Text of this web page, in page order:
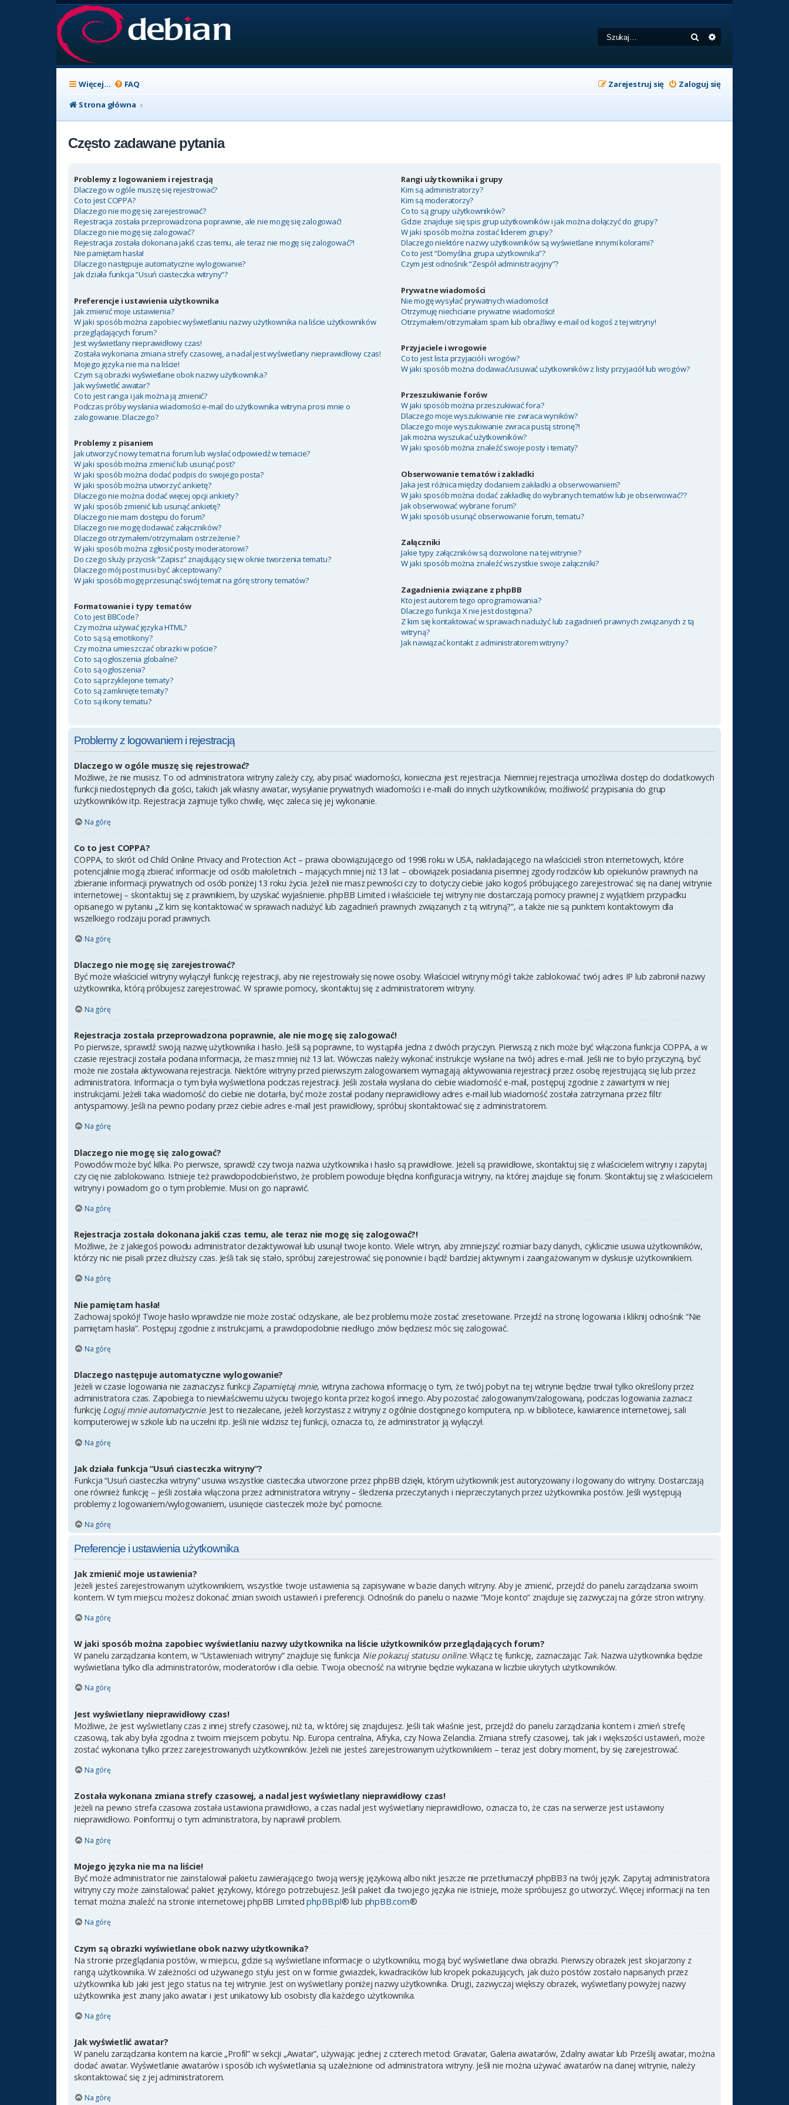
Szukaj
Więcej… FAQ Zaloguj się
Zarejestruj się
Strona główna
Często zadawane pytania
Problemy z logowaniem i rejestracją
Dlaczego w ogóle muszę się rejestrować?
Co to jest COPPA?
Dlaczego nie mogę się zarejestrować?
Rejestracja została przeprowadzona poprawnie, ale nie mogę się zalogować!
Dlaczego nie mogę się zalogować?
Rejestracja została dokonana jakiś czas temu, ale teraz nie mogę się zalogować?!
Nie pamiętam hasła!
Dlaczego następuje automatyczne wylogowanie?
Jak działa funkcja “Usuń ciasteczka witryny”?
Preferencje i ustawienia użytkownika
Jak zmienić moje ustawienia?
W jaki sposób można zapobiec wyświetlaniu nazwy użytkownika na liście użytkowników
przeglądających forum?
Jest wyświetlany nieprawidłowy czas!
Została wykonana zmiana strefy czasowej, a nadal jest wyświetlany nieprawidłowy czas!
Mojego języka nie ma na liście!
Czym są obrazki wyświetlane obok nazwy użytkownika?
Jak wyświetlić awatar?
Co to jest ranga i jak można ją zmienić?
Podczas próby wysłania wiadomości e-mail do użytkownika witryna prosi mnie o
zalogowanie. Dlaczego?
Problemy z pisaniem
Jak utworzyć nowy temat na forum lub wysłać odpowiedź w temacie?
W jaki sposób można zmienić lub usunąć post?
W jaki sposób można dodać podpis do swojego posta?
W jaki sposób można utworzyć ankietę?
Dlaczego nie można dodać więcej opcji ankiety?
W jaki sposób zmienić lub usunąć ankietę?
Dlaczego nie mam dostępu do forum?
Dlaczego nie mogę dodawać załączników?
Dlaczego otrzymałem/otrzymałam ostrzeżenie?
W jaki sposób można zgłosić posty moderatorowi?
Do czego służy przycisk “Zapisz” znajdujący się w oknie tworzenia tematu?
Dlaczego mój post musi być akceptowany?
W jaki sposób mogę przesunąć swój temat na górę strony tematów?
Formatowanie i typy tematów
Co to jest BBCode?
Czy można używać języka HTML?
Co to są są emotikony?
Czy można umieszczać obrazki w poście?
Co to są ogłoszenia globalne?
Co to są ogłoszenia?
Co to są przyklejone tematy?
Co to są zamknięte tematy?
Co to są ikony tematu?
Rangi użytkownika i grupy
Kim są administratorzy?
Kim są moderatorzy?
Co to są grupy użytkowników?
Gdzie znajduje się spis grup użytkowników i jak można dołączyć do grupy?
W jaki sposób można zostać liderem grupy?
Dlaczego niektóre nazwy użytkowników są wyświetlane innymi kolorami?
Co to jest “Domyślna grupa użytkownika”?
Czym jest odnośnik “Zespół administracyjny”?
Prywatne wiadomości
Nie mogę wysyłać prywatnych wiadomości!
Otrzymuję niechciane prywatne wiadomości!
Otrzymałem/otrzymałam spam lub obraźliwy e-mail od kogoś z tej witryny!
Przyjaciele i wrogowie
Co to jest lista przyjaciół i wrogów?
W jaki sposób można dodawać/usuwać użytkowników z listy przyjaciół lub wrogów?
Przeszukiwanie forów
W jaki sposób można przeszukiwać fora?
Dlaczego moje wyszukiwanie nie zwraca wyników?
Dlaczego moje wyszukiwanie zwraca pustą stronę?!
Jak można wyszukać użytkowników?
W jaki sposób można znaleźć swoje posty i tematy?
Obserwowanie tematów i zakładki
Jaka jest różnica między dodaniem zakładki a obserwowaniem?
W jaki sposób można dodać zakładkę do wybranych tematów lub je obserwować??
Jak obserwować wybrane forum?
W jaki sposób usunąć obserwowanie forum, tematu?
Załączniki
Jakie typy załączników są dozwolone na tej witrynie?
W jaki sposób można znaleźć wszystkie swoje załączniki?
Zagadnienia związane z phpBB
Kto jest autorem tego oprogramowania?
Dlaczego funkcja X nie jest dostępna?
Z kim się kontaktować w sprawach nadużyć lub zagadnień prawnych związanych z tą
witryną?
Jak nawiązać kontakt z administratorem witryny?
Problemy z logowaniem i rejestracją
Dlaczego w ogóle muszę się rejestrować?
Możliwe, że nie musisz. To od administratora witryny zależy czy, aby pisać wiadomości, konieczna jest rejestracja. Niemniej rejestracja umożliwia dostęp do dodatkowych
funkcji niedostępnych dla gości, takich jak własny awatar, wysyłanie prywatnych wiadomości i e-maili do innych użytkowników, możliwość przypisania do grup
użytkowników itp. Rejestracja zajmuje tylko chwilę, więc zaleca się jej wykonanie.
Na górę
Co to jest COPPA?
COPPA, to skrót od Child Online Privacy and Protection Act – prawa obowiązującego od 1998 roku w USA, nakładającego na właścicieli stron internetowych, które
potencjalnie mogą zbierać informacje od osób małoletnich – mających mniej niż 13 lat – obowiązek posiadania pisemnej zgody rodziców lub opiekunów prawnych na
zbieranie informacji prywatnych od osób poniżej 13 roku życia. Jeżeli nie masz pewności czy to dotyczy ciebie jako kogoś próbującego zarejestrować się na danej witrynie
internetowej – skontaktuj się z prawnikiem, by uzyskać wyjaśnienie. phpBB Limited i właściciele tej witryny nie dostarczają pomocy prawnej z wyjątkiem przypadku
opisanego w pytaniu „Z kim się kontaktować w sprawach nadużyć lub zagadnień prawnych związanych z tą witryną?”, a także nie są punktem kontaktowym dla
wszelkiego rodzaju porad prawnych.
Na górę
Dlaczego nie mogę się zarejestrować?
Być może właściciel witryny wyłączył funkcję rejestracji, aby nie rejestrowały się nowe osoby. Właściciel witryny mógł także zablokować twój adres IP lub zabronił nazwy
użytkownika, którą próbujesz zarejestrować. W sprawie pomocy, skontaktuj się z administratorem witryny.
Na górę
Rejestracja została przeprowadzona poprawnie, ale nie mogę się zalogować!
Po pierwsze, sprawdź swoją nazwę użytkownika i hasło. Jeśli są poprawne, to wystąpiła jedna z dwóch przyczyn. Pierwszą z nich może być włączona funkcja COPPA, a w
czasie rejestracji została podana informacja, że masz mniej niż 13 lat. Wówczas należy wykonać instrukcje wysłane na twój adres e-mail. Jeśli nie to było przyczyną, być
może nie została aktywowana rejestracja. Niektóre witryny przed pierwszym zalogowaniem wymagają aktywowania rejestracji przez osobę rejestrującą się lub przez
administratora. Informacja o tym była wyświetlona podczas rejestracji. Jeśli została wysłana do ciebie wiadomość e-mail, postępuj zgodnie z zawartymi w niej
instrukcjami. Jeżeli taka wiadomość do ciebie nie dotarła, być może został podany nieprawidłowy adres e-mail lub wiadomość została zatrzymana przez filtr
antyspamowy. Jeśli na pewno podany przez ciebie adres e-mail jest prawidłowy, spróbuj skontaktować się z administratorem.
Na górę
Dlaczego nie mogę się zalogować?
Powodów może być kilka. Po pierwsze, sprawdź czy twoja nazwa użytkownika i hasło są prawidłowe. Jeżeli są prawidłowe, skontaktuj się z właścicielem witryny i zapytaj
czy cię nie zablokowano. Istnieje też prawdopodobieństwo, że problem powoduje błędna konfiguracja witryny, na której znajduje się forum. Skontaktuj się z właścicielem
witryny i powiadom go o tym problemie. Musi on go naprawić.
Na górę
Rejestracja została dokonana jakiś czas temu, ale teraz nie mogę się zalogować?!
Możliwe, że z jakiegoś powodu administrator dezaktywował lub usunął twoje konto. Wiele witryn, aby zmniejszyć rozmiar bazy danych, cyklicznie usuwa użytkowników,
którzy nic nie pisali przez dłuższy czas. Jeśli tak się stało, spróbuj zarejestrować się ponownie i bądź bardziej aktywnym i zaangażowanym w dyskusje użytkownikiem.
Na górę
Nie pamiętam hasła!
Zachowaj spokój! Twoje hasło wprawdzie nie może zostać odzyskane, ale bez problemu może zostać zresetowane. Przejdź na stronę logowania i kliknij odnośnik “Nie
pamiętam hasła”. Postępuj zgodnie z instrukcjami, a prawdopodobnie niedługo znów będziesz móc się zalogować.
Na górę
Dlaczego następuje automatyczne wylogowanie?
Jeżeli w czasie logowania nie zaznaczysz funkcjiZapamiętaj mnie, witryna zachowa informację o tym, że twój pobyt na tej witrynie będzie trwał tylko określony przez
administratora czas. Zapobiega to niewłaściwemu użyciu twojego konta przez kogoś innego. Aby pozostać zalogowanym/zalogowaną, podczas logowania zaznacz
funkcję Loguj mnie automatycznie. Jest to niezalecane, jeżeli korzystasz z witryny z ogólnie dostępnego komputera, np. w bibliotece, kawiarence internetowej, sali
komputerowej w szkole lub na uczelni itp. Jeśli nie widzisz tej funkcji, oznacza to, że administrator ją wyłączył.
Na górę
Jak działa funkcja “Usuń ciasteczka witryny”?
Funkcja “Usuń ciasteczka witryny” usuwa wszystkie ciasteczka utworzone przez phpBB dzięki, którym użytkownik jest autoryzowany i logowany do witryny. Dostarczają
one również funkcję – jeśli została włączona przez administratora witryny – śledzenia przeczytanych i nieprzeczytanych przez użytkownika postów. Jeśli występują
problemy z logowaniem/wylogowaniem, usunięcie ciasteczek może być pomocne.
Na górę
Preferencje i ustawienia użytkownika
Jak zmienić moje ustawienia?
Jeżeli jesteś zarejestrowanym użytkownikiem, wszystkie twoje ustawienia są zapisywane w bazie danych witryny. Aby je zmienić, przejdź do panelu zarządzania swoim
kontem. W tym miejscu możesz dokonać zmian swoich ustawień i preferencji. Odnośnik do panelu o nazwie “Moje konto” znajduje się zazwyczaj na górze stron witryny.
Na górę
W jaki sposób można zapobiec wyświetlaniu nazwy użytkownika na liście użytkowników przeglądających forum?
W panelu zarządzania kontem, w “Ustawieniach witryny” znajduje się funkcja Nie pokazuj statusu online. Włącz tę funkcję, zaznaczając Tak. Nazwa użytkownika będzie
wyświetlana tylko dla administratorów, moderatorów i dla ciebie. Twoja obecność na witrynie będzie wykazana w liczbie ukrytych użytkowników.
Na górę
Jest wyświetlany nieprawidłowy czas!
Możliwe, że jest wyświetlany czas z innej strefy czasowej, niż ta, w której się znajdujesz. Jeśli tak właśnie jest, przejdź do panelu zarządzania kontem i zmień strefę
czasową, tak aby była zgodna z twoim miejscem pobytu. Np. Europa centralna, Afryka, czy Nowa Zelandia. Zmiana strefy czasowej, tak jak i większości ustawień, może
zostać wykonana tylko przez zarejestrowanych użytkowników. Jeżeli nie jesteś zarejestrowanym użytkownikiem – teraz jest dobry moment, by się zarejestrować.
Na górę
Została wykonana zmiana strefy czasowej, a nadal jest wyświetlany nieprawidłowy czas!
Jeżeli na pewno strefa czasowa została ustawiona prawidłowo, a czas nadal jest wyświetlany nieprawidłowo, oznacza to, że czas na serwerze jest ustawiony
nieprawidłowo. Poinformuj o tym administratora, by naprawił problem.
Na górę
Mojego języka nie ma na liście!
Być może administrator nie zainstalował pakietu zawierającego twoją wersję językową albo nikt jeszcze nie przetłumaczył phpBB3 na twój język. Zapytaj administratora
witryny czy może zainstalować pakiet językowy, którego potrzebujesz. Jeśli pakiet dla twojego języka nie istnieje, może spróbujesz go utworzyć. Więcej informacji na ten
temat można znaleźć na stronie internetowej phpBB LimitedphpBB.pl® lub phpBB.com®
Na górę
Czym są obrazki wyświetlane obok nazwy użytkownika?
Na stronie przeglądania postów, w miejscu, gdzie są wyświetlane informacje o użytkowniku, mogą być wyświetlane dwa obrazki. Pierwszy obrazek jest skojarzony z
rangą użytkownika. W zależności od używanego stylu jest on w formie gwiazdek, kwadracików lub kropek pokazujących, jak dużo postów zostało napisanych przez
użytkownika lub jaki jest jego status na tej witrynie. Jest on wyświetlany poniżej nazwy użytkownika. Drugi, zazwyczaj większy obrazek, wyświetlany powyżej nazwy
użytkownika jest znany jako awatar i jest unikatowy lub osobisty dla każdego użytkownika.
Na górę
Jak wyświetlić awatar?
W panelu zarządzania kontem na karcie „Profil” w sekcji „Awatar”, używając jednej z czterech metod: Gravatar, Galeria awatarów, Zdalny awatar lub Prześlij awatar, można
dodać awatar. Wyświetlanie awatarów i sposób ich wyświetlania są uzależnione od administratora witryny. Jeśli nie można używać awatarów na danej witrynie, należy
skontaktować się z jej administratorem.
Na górę